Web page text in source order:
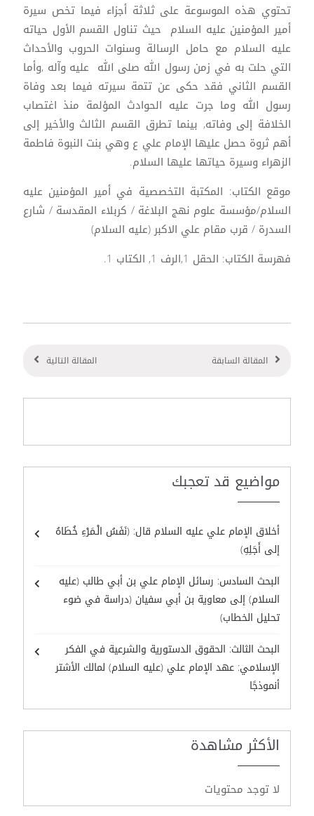
تحتوي هذه الموسوعة على ثلاثة أجزاء فيما تخص سيرة
أمير المؤمنين عليه السلام حيث تناول القسم الأول حياته
عليه السلام مع حامل الرسالة وسنوات الحروب والأحداث
التي حلت به في زمن رسول الله صلى الله عليه وآله ,وأما
القسم الثاني فقد حكى عن تتمة سيرته فيما بعد وفاة
رسول الله وما جرت عليه الحوادث المؤلمة منذ اغتصاب
الخلافة إلى وفاته, بينما تطرق القسم الثالث والأخير إلى
أهم ثروة حصل عليها الإمام علي ع وهي بنت النبوة فاطمة
الزهراء وسيرة حياتها عليها السلام.
موقع الكتاب: المكتبة التخصصية في أمير المؤمنين عليه
السلام/مؤسسة علوم نهج البلاغة / كربلاء المقدسة / شارع
السدرة / قرب مقام علي الاكبر (عليه السلام)
فهرسة الكتاب: الحقل 1,الرف 1, الكتاب 1.
المقالة السابقة المقالة التالية
مواضيع قد تعجبك
أخلاق الإمام علي عليه السلام قال: (نَفَسُ الْـمَرْءِ خُطَاهُ
إلى أَجَلِهِ)
البحث السادس: رسائل الإمام علي بن أبي طالب (عليه
السلام) إلى معاوية بن أبي سفيان (دراسة في ضوء
تحليل الخطاب)
البحث الثالث: الحقوق الدستورية والشرعية في الفكر
الإسلامي: عهد الإمام علي (عليه السلام) لمالك الأشتر
أنموذجًا
الأكثر مشاهدة
لا توجد محتويات